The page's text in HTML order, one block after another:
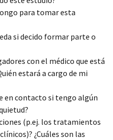
para tomar esta
si decido formar parte o
con el médico que está
estará a cargo de mi
en contacto si tengo algún
(p.ej. los tratamientos
¿Cuáles son las